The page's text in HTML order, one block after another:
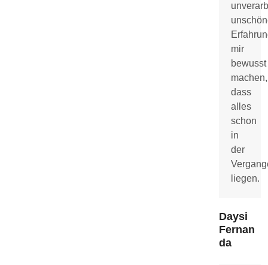
mir
bewusst
machen,
dass
alles
schon
in
der
liegen.
Daysi
Fernan
da